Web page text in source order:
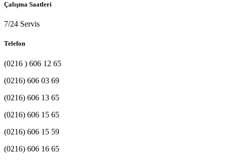
Çalışma Saatleri
7/24 Servis
Telefon
(0216 ) 606 12 65
(0216) 606 03 69
(0216) 606 13 65
(0216) 606 15 65
(0216) 606 15 59
(0216) 606 16 65